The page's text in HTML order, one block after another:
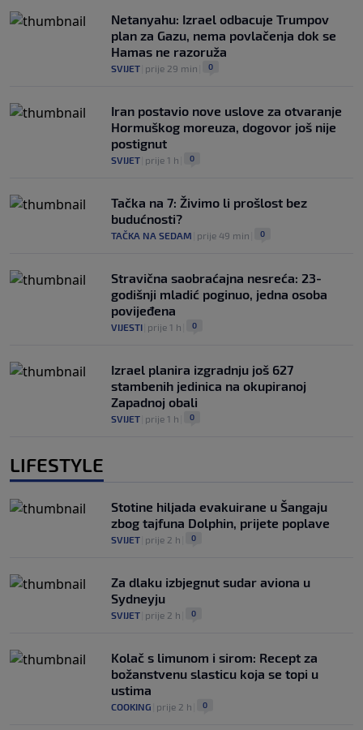
Netanyahu: Izrael odbacuje Trumpov
plan za Gazu, nema povlačenja dok se
Hamas ne razoruža
SVIJET prije 29 min 0
Iran postavio nove uslove za otvaranje
Hormuškog moreuza, dogovor još nije
postignut
SVIJET prije 1 h 0
Tačka na 7: Živimo li prošlost bez
budućnosti?
TAČKA NA SEDAM prije 49 min 0
Stravična saobraćajna nesreća: 23-
godišnji mladić poginuo, jedna osoba
povijeđena
VIJESTI prije 1 h 0
Izrael planira izgradnju još 627
stambenih jedinica na okupiranoj
Zapadnoj obali
SVIJET prije 1 h 0
LIFESTYLE
Stotine hiljada evakuirane u Šangaju
zbog tajfuna Dolphin, prijete poplave
SVIJET prije 2 h 0
Za dlaku izbjegnut sudar aviona u
Sydneyju
SVIJET prije 2 h 0
Kolač s limunom i sirom: Recept za
božanstvenu slasticu koja se topi u
ustima
COOKING prije 2 h 0